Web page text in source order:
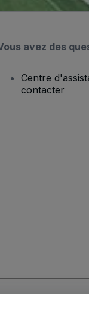
avez des
Centre
contacter